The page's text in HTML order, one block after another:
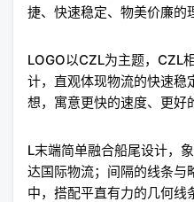
捷、快速稳定、物美价廉的
LOGO以CZL为主题，CZL
计，直观体现物流的快速稳
想，寓意更快的速度、更好
L末端简单融合船尾设计，
达国际物流；间隔的线条与
中，搭配平直有力的几何线